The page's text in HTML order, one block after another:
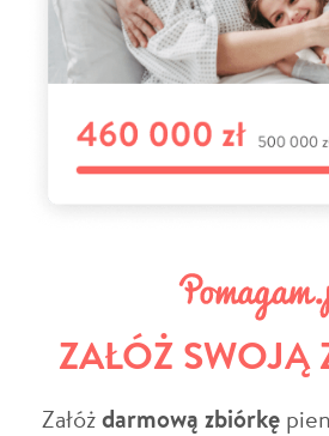
ZAŁÓŻ SWOJĄ
Załóżdarmową zbiórkę